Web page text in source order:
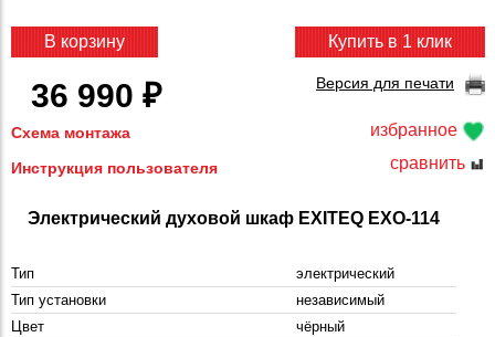
избранное
сравнить
В корзину
36 990 ₽
Купить в 1 клик
Версия для печати
Схема монтажа
Инструкция пользователя
Электрический духовой шкаф EXITEQ EXO-114
Тип
электрический
Тип установки
независимый
Цвет
чёрный